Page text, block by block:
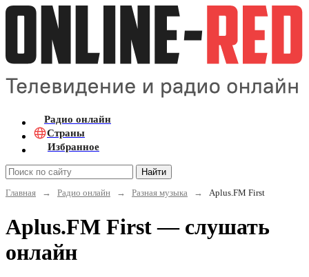
Радио онлайн
Страны
Избранное
Найти
Главная
→ Радио онлайн → Разная музыка → Aplus.FM First
Aplus.FM First — слушать
онлайн